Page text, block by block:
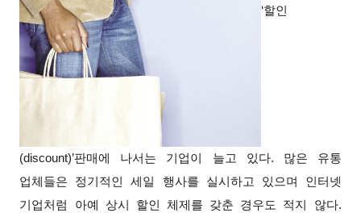
‘할인
(discount)’판매에 나서는 기업이 늘고 있다. 많은 유통
업체들은 정기적인 세일 행사를 실시하고 있으며 인터넷
기업처럼 아예 상시 할인 체제를 갖춘 경우도 적지 않다.